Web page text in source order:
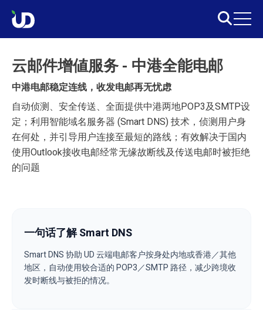
云邮件增値服务 - 中港全能电邮
中港电邮稳定连线，收发电邮再无忧虑
自动侦测、安全传送、全面提供中港两地POP3及SMTP设
定；利用智能域名服务器 (Smart DNS) 技术，侦测用户身
在何处，并引导用户连接至最短的路线；有效解决于国内
使用Outlook接收电邮经常无缘故断线及传送电邮时被拒绝
的问题
一句话了解 Smart DNS
Smart DNS 协助 UD 云端电邮客户按身处内地或香港／其他
地区，自动使用较合适的 POP3／SMTP 路径，减少跨境收
发时断线与被拒的情况。